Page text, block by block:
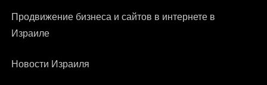
Продвижение бизнеса и сайтов в интернете в
Израиле
Новости Израиля